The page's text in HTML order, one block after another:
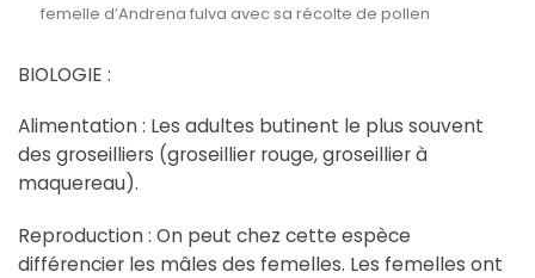
femelle d’Andrena fulva avec sa récolte de pollen
BIOLOGIE :
Alimentation : Les adultes butinent le plus souvent
des groseilliers (groseillier rouge, groseillier à
maquereau).
Reproduction : On peut chez cette espèce
différencier les mâles des femelles. Les femelles ont